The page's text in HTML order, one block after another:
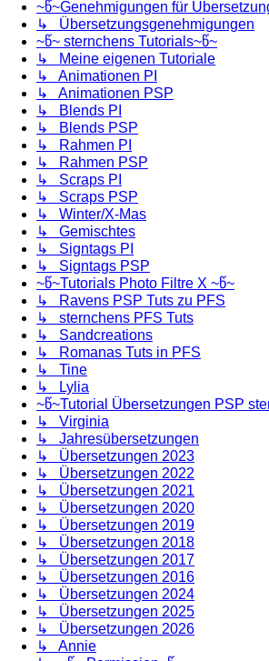
~წ~Genehmigungen für
↳ Übersetzungsgenehmigungen
~წ~ sternchens Tutorials~წ~
↳ Meine eigenen Tutoriale
↳ Animationen PI
↳ Animationen PSP
↳ Blends PI
↳ Blends PSP
↳ Rahmen PI
↳ Rahmen PSP
↳ Scraps PI
↳ Scraps PSP
↳ Winter/X-Mas
↳ Gemischtes
↳ Signtags PI
↳ Signtags PSP
~წ~Tutorials Photo Filtre X ~წ~
↳ Ravens PSP Tuts zu PFS
↳ sternchens PFS Tuts
↳ Sandcreations
↳ Romanas Tuts in PFS
↳ Tine
↳ Lylia
~წ~Tutorial Übersetzungen PSP
↳ Virginia
↳ Jahresübersetzungen
↳ Übersetzungen 2023
↳ Übersetzungen 2022
↳ Übersetzungen 2021
↳ Übersetzungen 2020
↳ Übersetzungen 2019
↳ Übersetzungen 2018
↳ Übersetzungen 2017
↳ Übersetzungen 2016
↳ Übersetzungen 2024
↳ Übersetzungen 2025
↳ Übersetzungen 2026
↳ Annie